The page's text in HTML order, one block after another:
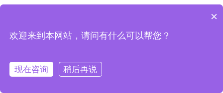
×
欢迎来到本网站，请问有什么可以帮您？
现在咨询 稍后再说